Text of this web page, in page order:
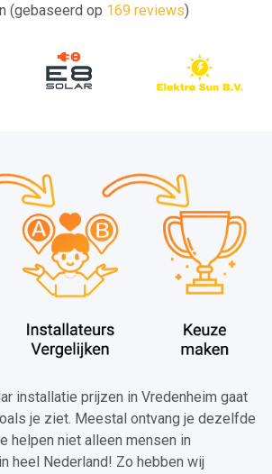
(gebaseerd op 169 reviews)
installatie prijzen in Vredenheim gaat
je ziet. Meestal ontvang je dezelfde
helpen niet alleen mensen in
heel Nederland! Zo hebben wij